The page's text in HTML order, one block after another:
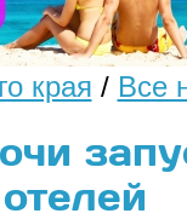
края / Все